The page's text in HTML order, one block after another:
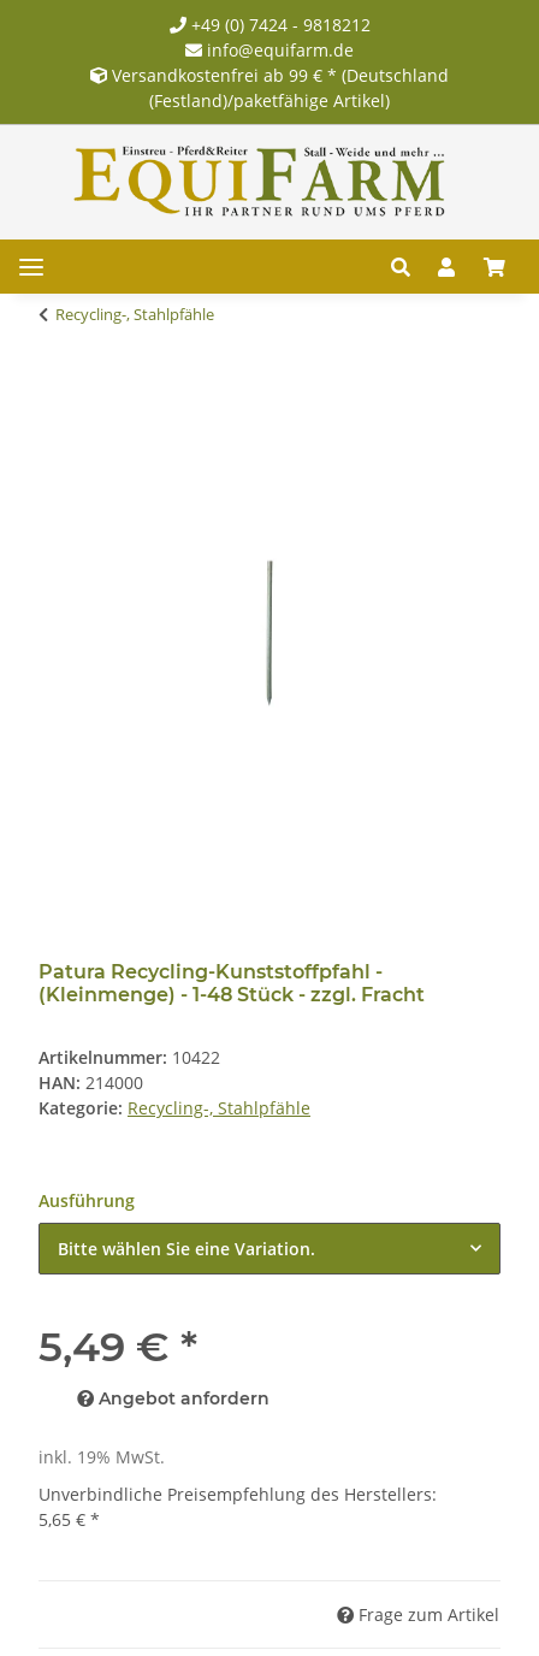
+49 (0) 7424 - 9818212
info@equifarm.de
Versandkostenfrei ab 99 € * (Deutschland
(Festland)/paketfähige Artikel)
Recycling-, Stahlpfähle
Patura Recycling-Kunststoffpfahl -
(Kleinmenge) - 1-48 Stück - zzgl. Fracht
Artikelnummer: 10422
HAN: 214000
Kategorie: Recycling-, Stahlpfähle
Ausführung
Bitte wählen Sie eine Variation.
5,49 € *
Angebot anfordern
inkl. 19% MwSt.
Unverbindliche Preisempfehlung des Herstellers:
5,65 € *
Frage zum Artikel